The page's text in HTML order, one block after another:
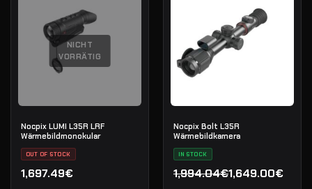
NICHT
VORRÄTIG
Nocpix LUMI L35R LRF
Wärmebildmonokular
OUT OF STOCK
1,697.49€
Nocpix Bolt L35R
Wärmebildkamera
IN STOCK
1,994.04€
Ursprünglicher Preis
1,649.00€
Aktueller Preis ist: